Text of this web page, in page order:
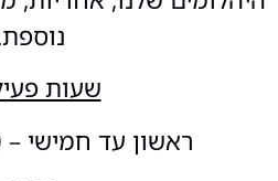
שעות
ראשון עד חמישי – 08:00-19:00